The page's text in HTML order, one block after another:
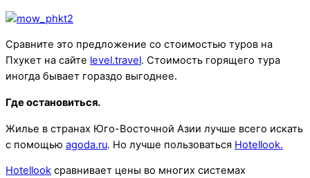
Сравните это предложение со стоимостью туров на
Пхукет на сайте level.travel. Стоимость горящего тура
иногда бывает гораздо выгоднее.
Где остановиться.
Жилье в странах Юго-Восточной Азии лучше всего искать
с помощью agoda.ru. Но лучше пользоваться Hotellook.
Hotellook сравнивает цены во многих системах